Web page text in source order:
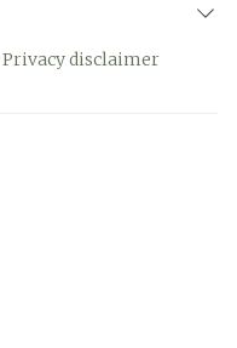
Privacy disclaimer